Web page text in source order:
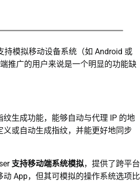
持模拟移动设备系统（如 Android 或
推广的用户来说是一个明显的功能缺
纹生成功能，能够自动与代理 IP 的地
或自动生成指纹，并能更好地同步
支持移动端系统模拟，提供了跨平台
App，但其可模拟的操作系统选项比